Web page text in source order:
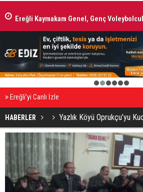
Ereğli Kaymakam Genel, Genç
2 3 4 5 6
Ereğli’yi Canlı İzle
HABERLER Yazlık Köyü Oprukçu’yu